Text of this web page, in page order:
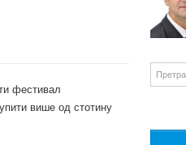
фестивал
више од стотину